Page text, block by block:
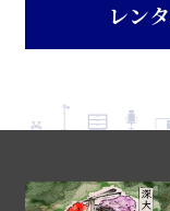
レン